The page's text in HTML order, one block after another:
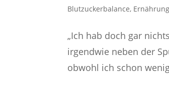
Blutzuckerbalance, Ernährung
„Ich hab doch gar
irgendwie neben der
obwohl ich schon